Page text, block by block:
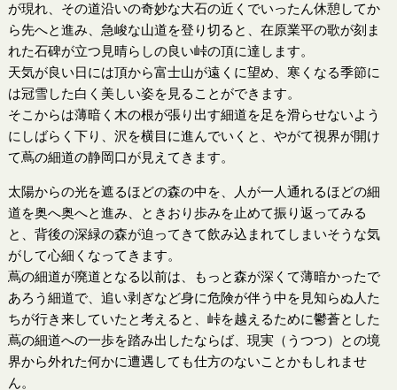
が現れ、その道沿いの奇妙な大石の近くでいったん休憩してか
ら先へと進み、急峻な山道を登り切ると、在原業平の歌が刻ま
れた石碑が立つ見晴らしの良い峠の頂に達します。
天気が良い日には頂から富士山が遠くに望め、寒くなる季節に
は冠雪した白く美しい姿を見ることができます。
そこからは薄暗く木の根が張り出す細道を足を滑らせないよう
にしばらく下り、沢を横目に進んでいくと、やがて視界が開け
て蔦の細道の静岡口が見えてきます。
太陽からの光を遮るほどの森の中を、人が一人通れるほどの細
道を奥へ奥へと進み、ときおり歩みを止めて振り返ってみる
と、背後の深緑の森が迫ってきて飲み込まれてしまいそうな気
がして心細くなってきます。
蔦の細道が廃道となる以前は、もっと森が深くて薄暗かったで
あろう細道で、追い剥ぎなど身に危険が伴う中を見知らぬ人た
ちが行き来していたと考えると、峠を越えるために鬱蒼とした
蔦の細道への一歩を踏み出したならば、現実（うつつ）との境
界から外れた何かに遭遇しても仕方のないことかもしれませ
ん。